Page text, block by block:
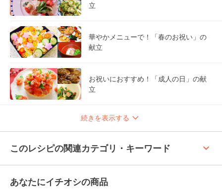
立
華やかメニューで！「春のお祝い」の
献立
お祝いにおすすめ！「成人の日」の献
立
続きを表示する
このレシピの関連カテゴリ・キーワード keyboard_arrow_up
あなたにイチオシの商品